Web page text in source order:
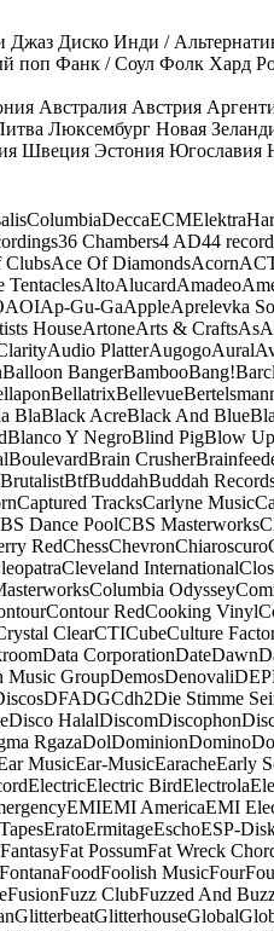
Джаз Диско Инди /
поп Фанк / Соул Фолк Хард
Австралия Австрия
Люксембург Новая
Швеция Эстония Югославия
ColumbiaDeccaECMElektra
36 Chambers4 AD44
ClubsAce Of DiamondsAcorn
TentaclesAltoAlucardAmadeo
AOIAp-Gu-GaAppleAprelevka
HouseArtoneArts & CraftsAs
Audio PlatterAugogoAural
Balloon BangerBambooBang!
BellatrixBellevue
BlaBlack AcreBlack And Blue
Blanco Y NegroBlind PigBlow Up
BoulevardBrain Crusher
BrutalistBtfBuddahBuddah
Captured TracksCarlyne Music
Dance PoolCBS Masterworks
RedChessChevronChiaroscuro
Cleveland International
Columbia Odyssey
Contour RedCooking Vinyl
ClearCTICubeCulture
Data CorporationDateDawn
Music GroupDemosDenovaliDEP
DFADGCdh2Die Stimme
Disco HalalDiscomDiscophon
RgazaDolDominionDomino
MusicEar-MusicEaracheEarly
ElectricElectric BirdElectrola
EMIEMI AmericaEMI
EratoErmitageEschoESP-
FantasyFat PossumFat Wreck
FontanaFoodFoolish MusicFour
FusionFuzz ClubFuzzed And
GlitterbeatGlitterhouseGlobal